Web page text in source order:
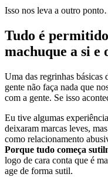
Isso nos leva a outro
Tudo é
machuque a si e
Uma das regrinhas básicas
gente não faça nada que
com a gente. Se isso
Eu tive algumas
deixaram marcas leves,
como relacionamento
Porque tudo começa
logo de cara conta que é
age de forma sutil.